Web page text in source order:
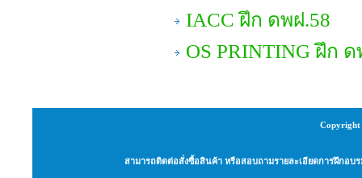
IACC ฝึก ดพฝ.58
OS PRINTING ฝึก
Copyright
สามารถติดต่อสั่งซื้อสินค้า หรือสอบถามรายละเอียดการฝึกอบ